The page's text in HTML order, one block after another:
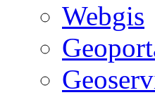
Webgis